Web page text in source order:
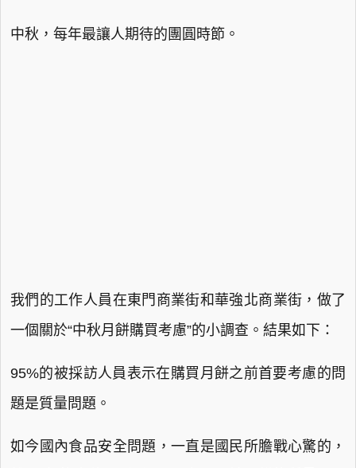
中秋，每年最讓人期待的團圓時節。
我們的工作人員在東門商業街和華強北商業街，做了
一個關於“中秋月餅購買考慮”的小調查。結果如下：
95%的被採訪人員表示在購買月餅之前首要考慮的問
題是質量問題。
如今國內食品安全問題，一直是國民所膽戰心驚的，